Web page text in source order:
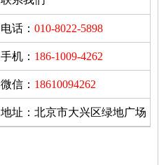
电话： 010-8022-5898
手机： 186-1009-4262
微信： 18610094262
地址：北京市大兴区绿地广场